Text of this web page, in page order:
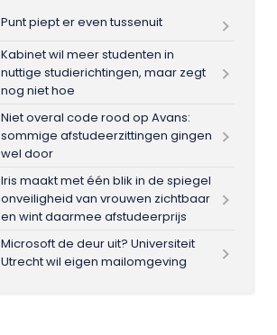
Punt piept er even tussenuit
Kabinet wil meer studenten in
nuttige studierichtingen, maar zegt
nog niet hoe
Niet overal code rood op Avans:
sommige afstudeerzittingen gingen
wel door
Iris maakt met één blik in de spiegel
onveiligheid van vrouwen zichtbaar
en wint daarmee afstudeerprijs
Microsoft de deur uit? Universiteit
Utrecht wil eigen mailomgeving